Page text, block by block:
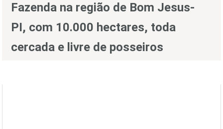
Fazenda na região de Bom Jesus-
PI, com 10.000 hectares, toda
cercada e livre de posseiros